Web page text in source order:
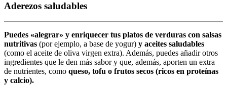
Aderezos saludables
Puedes «alegrar» y enriquecer tus platos de verduras con salsas
nutritivas (por ejemplo, a base de yogur) y aceites saludables
(como el aceite de oliva virgen extra). Además, puedes añadir otros
ingredientes que le den más sabor y que, además, aporten un extra
de nutrientes, como queso, tofu o frutos secos (ricos en proteínas
y calcio).